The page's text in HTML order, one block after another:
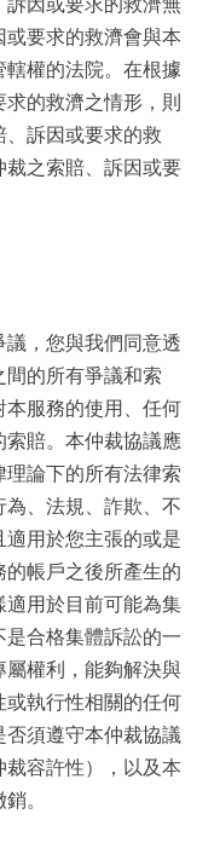
訴因或要求的救濟無
要求的救濟會與本
權的法院。在根據
的救濟之情形，則
訴因或要求的救
裁之索賠、訴因或要
，您與我們同意透
的所有爭議和索
服務的使用、任何
賠。本仲裁協議應
理論下的所有法律索
、法規、詐欺、不
用於您主張的或是
帳戶之後所產生的
適用於目前可能為集
合格集體訴訟的一
屬權利，能夠解決與
執行性相關的任何
否須遵守本仲裁協議
裁容許性），以及本
。